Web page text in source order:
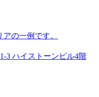
の一例です。
3 ハイストーンビル4階